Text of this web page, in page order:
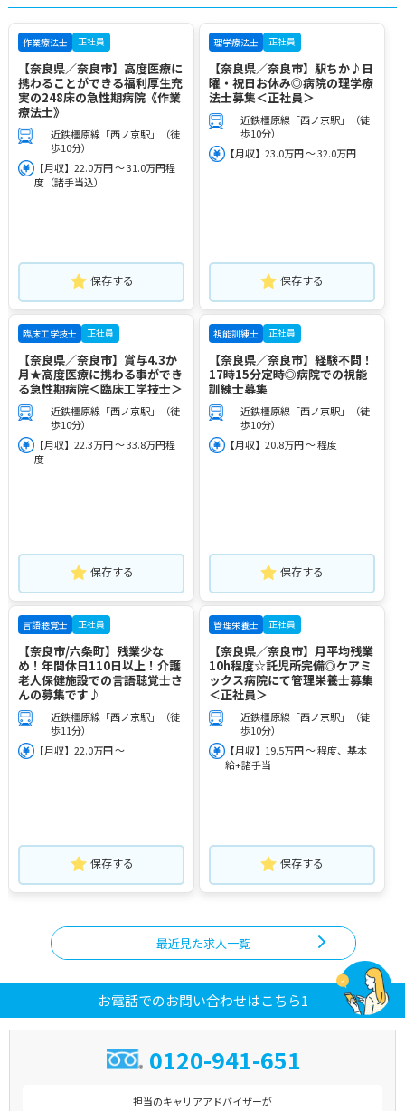
作業療法士 正社員
【奈良県／奈良市】高度医療に
携わることができる福利厚生充
実の248床の急性期病院《作業
療法士》
近鉄橿原線「西ノ京駅」（徒
歩10分）
【月収】22.0万円 ～ 31.0万円程
度（諸手当込）
保存する
理学療法士 正社員
【奈良県／奈良市】駅ちか♪日
曜・祝日お休み◎病院の理学療
法士募集＜正社員＞
近鉄橿原線「西ノ京駅」（徒
歩10分）
【月収】23.0万円 ～ 32.0万円
保存する
臨床工学技士 正社員
【奈良県／奈良市】賞与4.3か
月★高度医療に携わる事ができ
る急性期病院＜臨床工学技士＞
近鉄橿原線「西ノ京駅」（徒
歩10分）
【月収】22.3万円 ～ 33.8万円程
度
保存する
視能訓練士 正社員
【奈良県／奈良市】経験不問！
17時15分定時◎病院での視能
訓練士募集
近鉄橿原線「西ノ京駅」（徒
歩10分）
【月収】20.8万円 ～ 程度
保存する
言語聴覚士 正社員
【奈良市/六条町】残業少な
め！年間休日110日以上！介護
老人保健施設での言語聴覚士さ
んの募集です♪
近鉄橿原線「西ノ京駅」（徒
歩11分）
【月収】22.0万円 ～
保存する
管理栄養士 正社員
【奈良県／奈良市】月平均残業
10h程度☆託児所完備◎ケアミ
ックス病院にて管理栄養士募集
＜正社員＞
近鉄橿原線「西ノ京駅」（徒
歩10分）
【月収】19.5万円 ～ 程度、基本
給+諸手当
保存する
最近見た求人一覧
お電話でのお問い合わせはこちら1
0120-941-651
担当のキャリアアドバイザーが